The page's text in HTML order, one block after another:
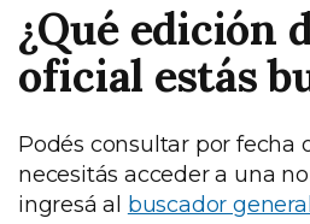
¿Qué edición
oficial estás
Podés consultar por fecha
necesitás acceder a una
ingresá al buscador general